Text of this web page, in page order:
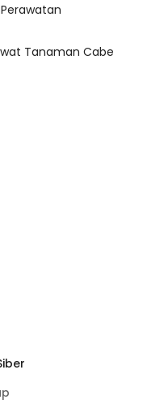
Tanaman Cabe